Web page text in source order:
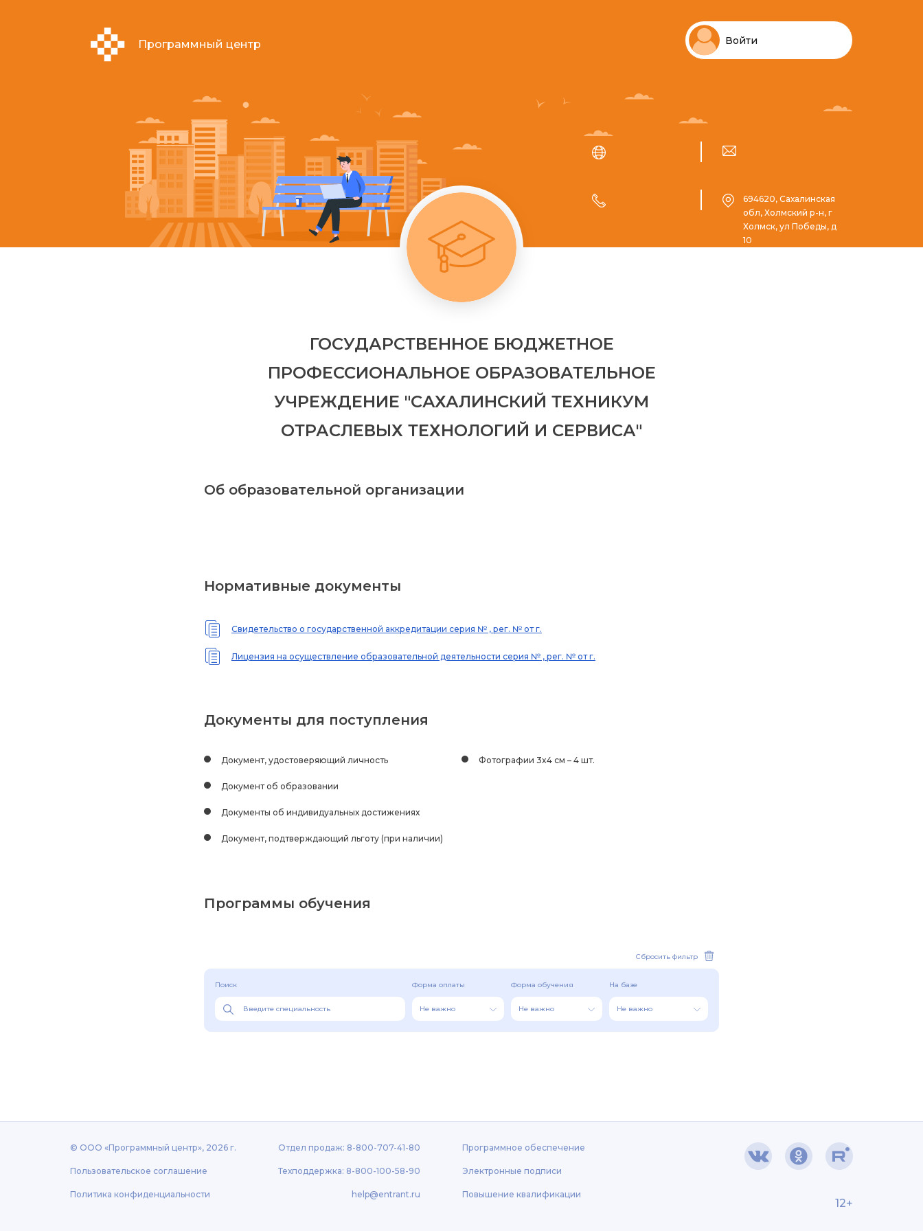
Программный центр Войти
694620, Сахалинская
обл, Холмский р-н, г
Холмск, ул Победы, д
10
ГОСУДАРСТВЕННОЕ БЮДЖЕТНОЕ
ПРОФЕССИОНАЛЬНОЕ ОБРАЗОВАТЕЛЬНОЕ
УЧРЕЖДЕНИЕ "САХАЛИНСКИЙ ТЕХНИКУМ
ОТРАСЛЕВЫХ ТЕХНОЛОГИЙ И СЕРВИСА"
Об образовательной организации
Нормативные документы
Свидетельство о государственной аккредитации серия № , рег. № от г.
Лицензия на осуществление образовательной деятельности серия № , рег. № от г.
Документы для поступления
Документ, удостоверяющий личность
Документ об образовании
Документы об индивидуальных достижениях
Документ, подтверждающий льготу (при наличии)
Фотографии 3x4 см – 4 шт.
Программы обучения
Сбросить фильтр
Поиск Форма оплаты
Не важно
Форма обучения
Не важно
На базе
Не важно
© ООО «Программный центр», 2026 г.
Пользовательское соглашение
Политика конфиденциальности
Отдел продаж: 8-800-707-41-80
Техподдержка: 8-800-100-58-90
help@entrant.ru
Программное обеспечение
Электронные подписи
Повышение квалификации
12+